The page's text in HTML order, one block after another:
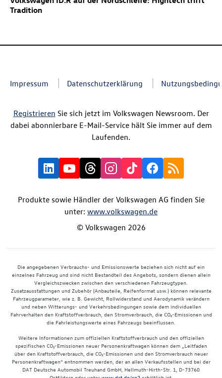
Tradition
Impressum Datenschutzerklärung
Registrieren Sie sich jetzt im Volkswagen Newsroom. Der
dabei abonnierbare E-Mail-Service hält Sie immer auf dem
Laufenden.
Produkte sowie Händler der Volkswagen AG finden Sie
unter: www.volkswagen.de
© Volkswagen 2026
Die angegebenen Verbrauchs- und Emissionswerte beziehen sich nicht auf ein
einzelnes Fahrzeug und sind nicht Bestandteil des Angebots, sondern dienen allein
Vergleichszwecken zwischen den verschiedenen Fahrzeugtypen.
Zusatzausstattungen und Zubehör (Anbauteile, Reifenformat usw.) können relevante
Fahrzeugparameter, wie z. B. Gewicht, Rollwiderstand und Aerodynamik verändern
und neben Witterungs- und Verkehrsbedingungen sowie dem individuellen
Fahrverhalten den Kraftstoffverbrauch, den Stromverbrauch, die CO₂-Emissionen und
die Fahrleistungswerte eines Fahrzeugs beeinflussen.
Weitere Informationen zum offiziellen Kraftstoffverbrauch und den offiziellen
spezifischen CO₂-Emissionen neuer Personenkraftwagen können dem „Leitfaden
über den Kraftstoffverbrauch, die CO₂-Emissionen und den Stromverbrauch neuer
Personenkraftwagen“ entnommen werden, der an allen Verkaufsstellen und bei der
DAT Deutsche Automobil Treuhand GmbH, Hellmuth-Hirth-Str. 1, D-73760